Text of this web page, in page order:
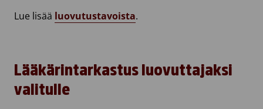
Lue lisää luovutustavoista.
Lääkärintarkastus luovuttajaksi
valitulle